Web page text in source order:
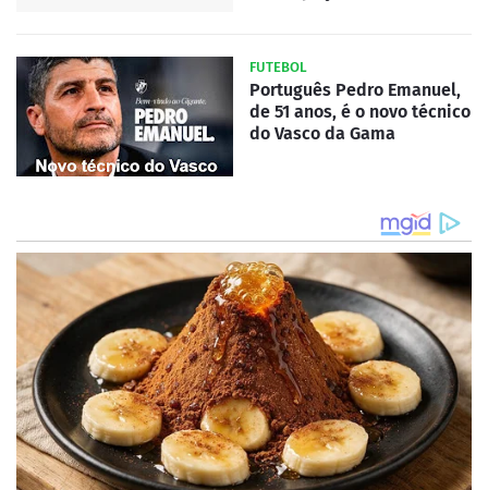
FUTEBOL
Português Pedro Emanuel,
de 51 anos, é o novo técnico
do Vasco da Gama